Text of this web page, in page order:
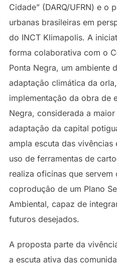
Cidade” (DARQ/UFRN) e o
urbanas brasileiras em
do INCT Klimapolis. A
forma colaborativa com o
Ponta Negra, um ambiente
adaptação climática da
implementação da obra de
Negra, considerada a
adaptação da capital
ampla escuta das
uso de ferramentas de
realiza oficinas que servem
coprodução de um Plano
Ambiental, capaz de
futuros desejados.
A proposta parte da
a escuta ativa das